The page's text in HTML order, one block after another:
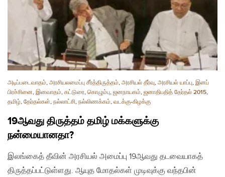
அடிப்படைவாதம், அரசியலமைப்பு சீர்த்திருத்தம், அரசியல் தீர்வு, அரசியல் யாப்பு, இனப்
பிரச்சினை, இனவாதம், கட்டுரை, கொழும்பு, ஜனநாயகம், ஜனாதிபதித் தேர்தல் 2015,
தமிழ், தேர்தல்கள், நல்லாட்சி, நல்லிணக்கம், வடக்கு-கிழக்கு
19ஆவது திருத்தம் தமிழ் மக்களுக்கு
நன்மையானதா?
இலங்கைத் தீவின் அரசியல் அமைப்பு 19ஆவது தடவையாகத்
திருத்தப்பட்டுள்ளது. ஆயுத மோதல்கள் முடிவுக்கு வந்தபின்